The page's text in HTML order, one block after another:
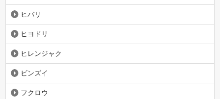
ヒバリ
ヒヨドリ
ヒレンジャク
ビンズイ
フクロウ